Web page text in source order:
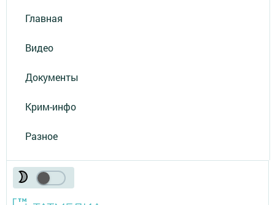
Главная
Видео
Документы
Крим-инфо
Разное